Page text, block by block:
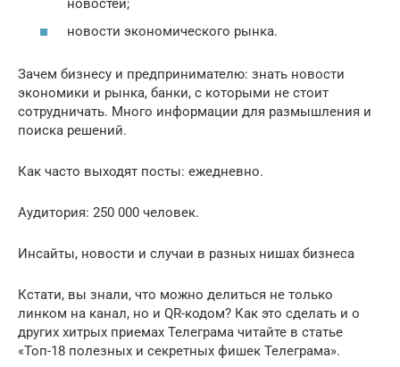
новостей;
новости экономического рынка.
Зачем бизнесу и предпринимателю: знать новости
экономики и рынка, банки, с которыми не стоит
сотрудничать. Много информации для размышления и
поиска решений.
Как часто выходят посты: ежедневно.
Аудитория: 250 000 человек.
Инсайты, новости и случаи в разных нишах бизнеса
Кстати, вы знали, что можно делиться не только
линком на канал, но и QR-кодом? Как это сделать и о
других хитрых приемах Телеграма читайте в статье
«Топ-18 полезных и секретных фишек Телеграма».